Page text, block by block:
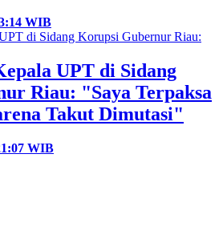
WIB
UPT di Sidang
Riau: "Saya Terpaksa
Takut Dimutasi"
WIB